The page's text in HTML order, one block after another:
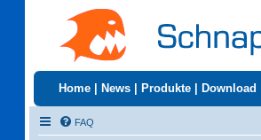
Home News Produkte Download
FAQ